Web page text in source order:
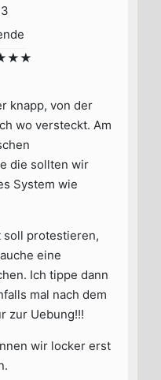
knapp, von der
wo versteckt. Am
die sollten wir
System wie
soll protestieren,
eine
Ich tippe dann
mal nach dem
zur Uebung!!!
wir locker erst